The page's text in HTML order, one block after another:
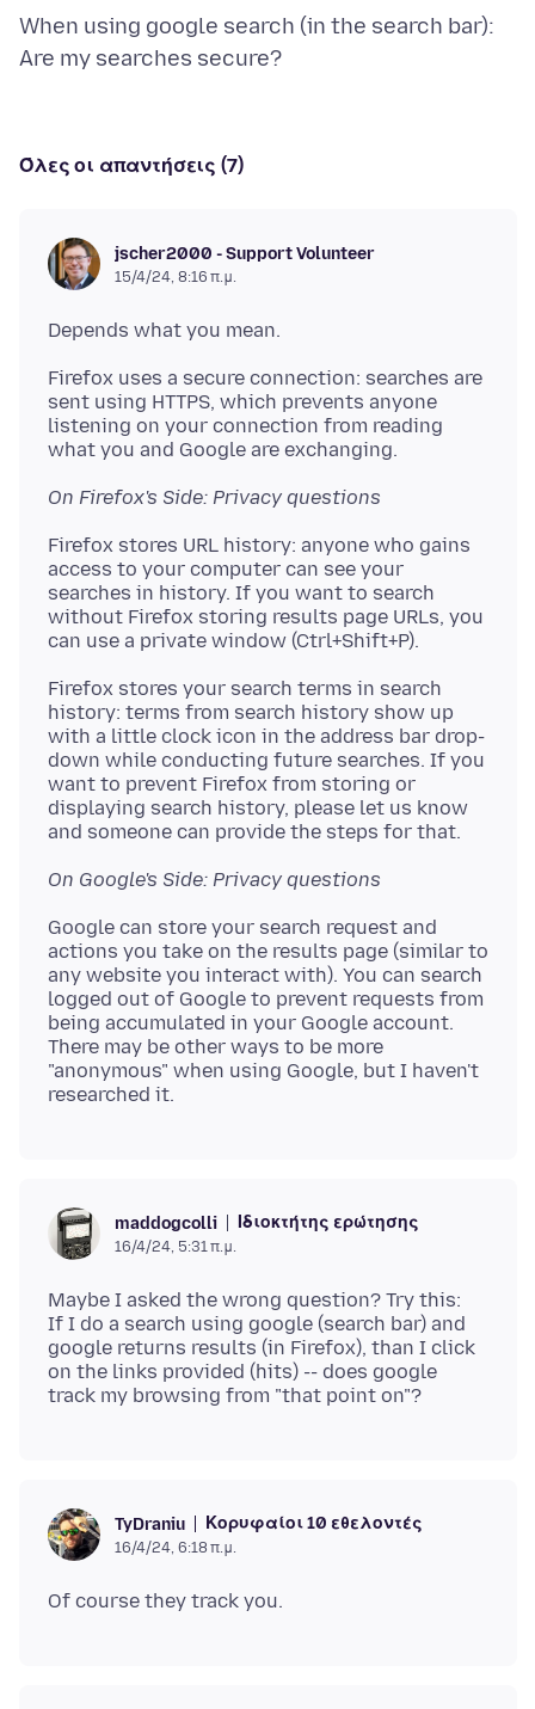
When using google search (in the search bar):
Όλες οι απαντήσεις (7)
jscher2000 - Support Volunteer
15/4/24, 8:16 π.μ.
Firefox uses a secure connection: searches are
sent using HTTPS, which prevents anyone
listening on your connection from reading
On Firefox's Side: Privacy questions
Firefox stores URL history: anyone who gains
access to your computer can see your
searches in history. If you want to search
without Firefox storing results page URLs, you
Firefox stores your search terms in search
history: terms from search history show up
with a little clock icon in the address bar drop-
down while conducting future searches. If you
want to prevent Firefox from storing or
displaying search history, please let us know
On Google's Side: Privacy questions
Google can store your search request and
actions you take on the results page (similar to
any website you interact with). You can search
logged out of Google to prevent requests from
being accumulated in your Google account.
There may be other ways to be more
"anonymous" when using Google, but I haven't
maddogcolli Ιδιοκτήτης ερώτησης
16/4/24, 5:31 π.μ.
Maybe I asked the wrong question? Try this:
If I do a search using google (search bar) and
google returns results (in Firefox), than I click
on the links provided (hits) -- does google
TyDraniu Κορυφαίοι 10 εθελοντές
16/4/24, 6:18 π.μ.